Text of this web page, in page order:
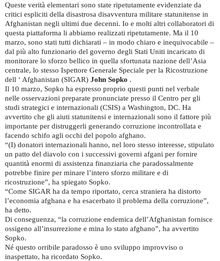
Queste verità elementari sono state ripetutamente evidenziate da
critici espliciti della disastrosa disavventura militare statunitense in
Afghanistan negli ultimi due decenni. Io e molti altri collaboratori di
questa piattaforma li abbiamo realizzati ripetutamente. Ma il 10
marzo, sono stati tutti dichiarati – in modo chiaro e inequivocabile –
dal più alto funzionario del governo degli Stati Uniti incaricato di
monitorare lo sforzo bellico in quella sfortunata nazione dell’Asia
centrale, lo stesso Ispettore Generale Speciale per la Ricostruzione
dell ‘ Afghanistan (SIGAR) John Sopko .
Il 10 marzo, Sopko ha espresso proprio questi punti nel verbale
nelle osservazioni preparate pronunciate presso il Centro per gli
studi strategici e internazionali (CSIS) a Washington, DC. Ha
avvertito che gli aiuti statunitensi e internazionali sono il fattore più
importante per distruggerli generando corruzione incontrollata e
facendo schifo agli occhi del popolo afghano.
“(I) donatori internazionali hanno, nel loro stesso interesse, stipulato
un patto del diavolo con i successivi governi afgani per fornire
quantità enormi di assistenza finanziaria che paradossalmente
potrebbe finire per minare l’intero sforzo militare e di
ricostruzione”, ha spiegato Sopko.
“Come SIGAR ha da tempo riportato, cerca straniera ha distorto
l’economia afghana e ha esacerbato il problema della corruzione”,
ha detto.
Di conseguenza, “la corruzione endemica dell’Afghanistan fornisce
ossigeno all’insurrezione e mina lo stato afghano”, ha avvertito
Sopko.
Né questo orribile paradosso è uno sviluppo improvviso o
inaspettato, ha ricordato Sopko.